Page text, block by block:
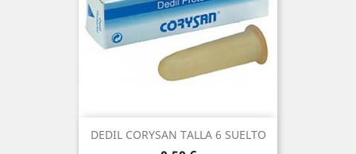
DEDIL CORYSAN TALLA 6 SUELTO